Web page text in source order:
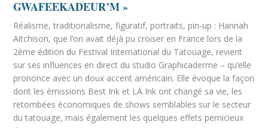
GWAFEEKADEUR’M »
Réalisme, traditionalisme, figuratif, portraits, pin-up : Hannah
Aitchison, que l’on avait déjà pu croiser en France lors de la
2ème édition du Festival International du Tatouage, revient
sur ses influences en direct du studio Graphicaderme – qu’elle
prononce avec un doux accent américain. Elle évoque la façon
dont les émissions Best Ink et LA Ink ont changé sa vie, les
retombées économiques de shows semblables sur le secteur
du tatouage, mais également les quelques effets pernicieux